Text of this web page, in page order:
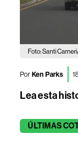
Foto: Santi
PorKen Parks
Lea esta
ÚLTIMAS